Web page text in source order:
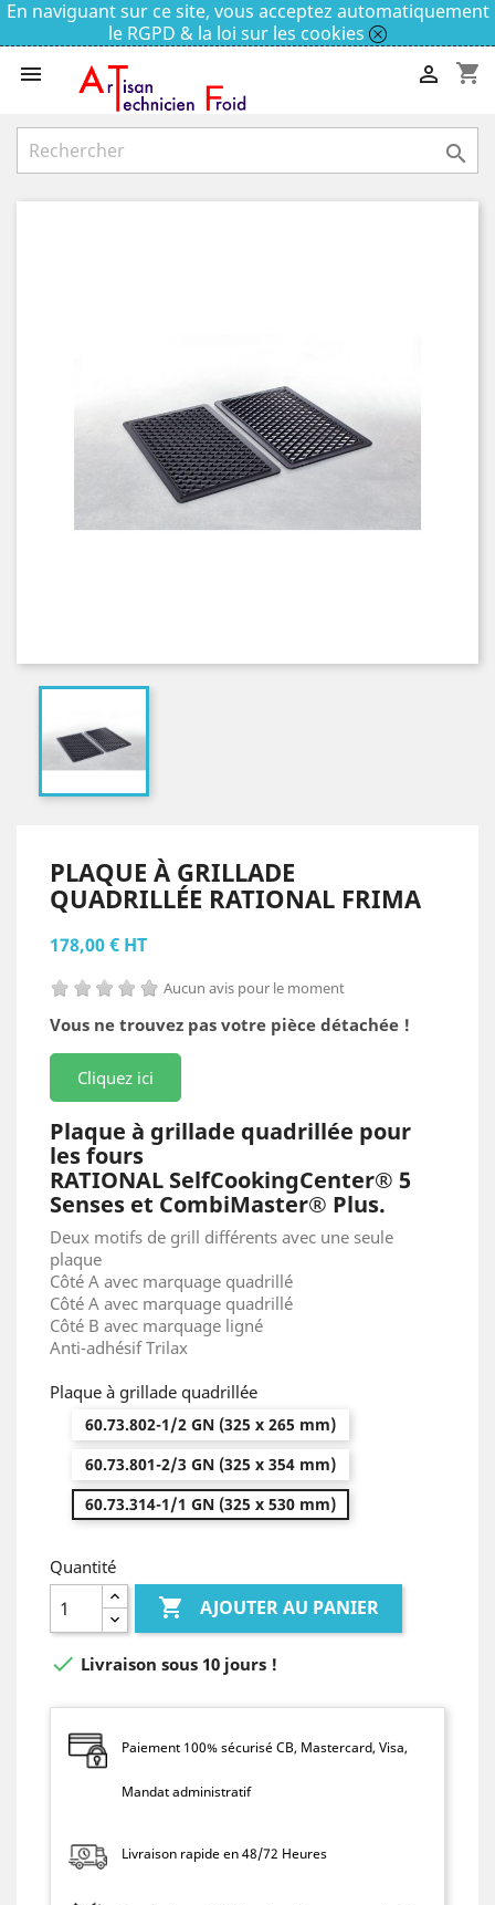
En naviguant sur ce site, vous acceptez automatiquement
le RGPD & la loi sur les cookies
 shopping_cart


PLAQUE À GRILLADE
QUADRILLÉE RATIONAL FRIMA
178,00 € HT
Aucun avis pour le moment
Vous ne trouvez pas votre pièce détachée !
Cliquez ici
Plaque à grillade quadrillée pour
les fours
RATIONAL SelfCookingCenter® 5
Senses et CombiMaster® Plus.
Deux motifs de grill différents avec une seule
plaque
Côté A avec marquage quadrillé
Côté A avec marquage quadrillé
Côté B avec marquage ligné
Anti-adhésif Trilax
Plaque à grillade quadrillée
60.73.802-1/2 GN (325 x 265 mm)
60.73.801-2/3 GN (325 x 354 mm)
60.73.314-1/1 GN (325 x 530 mm)
Quantité
 AJOUTER AU PANIER
 Livraison sous 10 jours !
Paiement 100% sécurisé CB, Mastercard, Visa,
Mandat administratif
Livraison rapide en 48/72 Heures